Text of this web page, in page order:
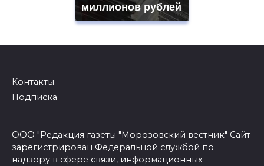
миллионов рублей
Контакты
Подписка
ООО "Редакция газеты "Морозовский вестник" Сайт
зарегистрирован Федеральной службой по
надзору в сфере связи, информационных